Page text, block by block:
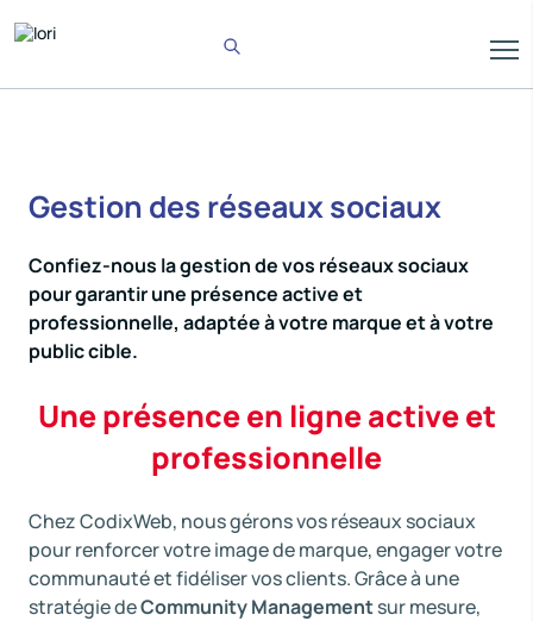
Gestion des réseaux sociaux
Confiez-nous la gestion de vos réseaux sociaux
pour garantir une présence active et
professionnelle, adaptée à votre marque et à votre
public cible.
Une présence en ligne active et
professionnelle
Chez CodixWeb, nous gérons vos réseaux sociaux
pour renforcer votre image de marque, engager votre
communauté et fidéliser vos clients. Grâce à une
stratégie deCommunity Managementsur mesure,